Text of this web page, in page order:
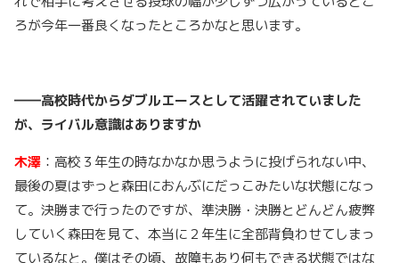
ろが今年一番良くなったところかなと思います。
――高校時代からダブルエースとして活躍されていました
が、ライバル意識はありますか
木澤 ：高校３年生の時なかなか思うように投げられない中、
最後の夏はずっと森田におんぶにだっこみたいな状態になっ
て。決勝まで行ったのですが、準決勝・決勝とどんどん疲弊
していく森田を見て、本当に２年生に全部背負わせてしまっ
ているなと。僕はその頃、故障もあり何もできる状態ではな